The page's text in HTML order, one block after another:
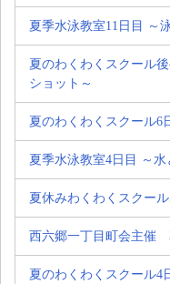
夏季水泳教室11日目 ～
夏のわくわくスクール
ショット～
夏のわくわくスクール6
夏季水泳教室4日目 ～水
夏休みわくわくスクー
西六郷一丁目町会主催
夏のわくわくスクール4